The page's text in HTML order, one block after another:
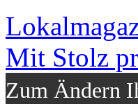
Mit Stolz
Zum Ändern